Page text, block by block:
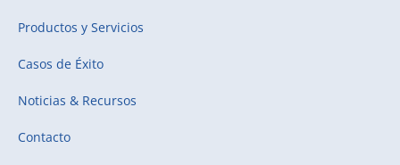
Productos y Servicios
Casos de Éxito
Noticias & Recursos
Contacto